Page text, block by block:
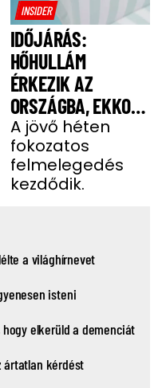
INSIDER
IDŐJÁRÁS:
HŐHULLÁM
ÉRKEZIK AZ
ORSZÁGBA, EKKOR
ÉR IDE
A jövő héten
fokozatos
felmelegedés
kezdődik.
a világhírnevet
isteni
elkerüld a demenciát
ártatlan kérdést